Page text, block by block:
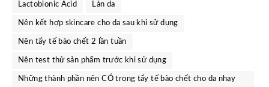
Lactobionic Acid Làn da
Nên kết hợp skincare cho da sau khi sử dụng
Nên tẩy tế bào chết 2 lần tuần
Nên test thử sản phẩm trước khi sử dụng
Những thành phần nên CÓ trong tẩy tế bào chết cho da nhạy